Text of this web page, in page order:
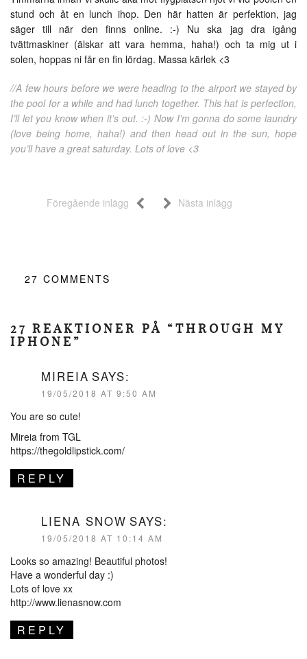
stund och åt en lunch ihop. Den här hatten är perfektion, jag
säger till när den finns online. :-) Nu ska jag dra igång
tvättmaskiner (älskar att vara hemma, haha!) och ta mig ut i
solen, hoppas ni får en fin lördag. Massa kärlek <3
//A few hours before we were heading to the airport we stayed by
the pool for a while and had lunch together. This hat is perfection,
I’ll let you know when it’s out. :-) Now I’m gonna do some laundry
(love being home, haha!) and then head out in the sun, hope
you’ll have a great saturday. Lots of love <3
Föregående inlägg Nästa inlägg
27 COMMENTS
27 REAKTIONER PÅ “THROUGH MY
IPHONE”
MIREIASAYS:
19/05/2018 AT 9:50 AM
You are so cute!
Mireia from TGL
https://thegoldlipstick.com/
REPLY
LIENA SNOWSAYS:
19/05/2018 AT 10:14 AM
Looks so amazing! Beautiful photos!
Have a wonderful day :)
Lots of love xx
http://www.lienasnow.com
REPLY